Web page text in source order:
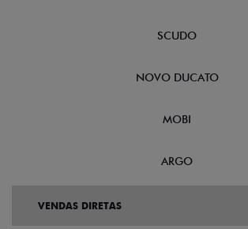
SCUDO
NOVO DUCATO
MOBI
ARGO
VENDAS DIRETAS